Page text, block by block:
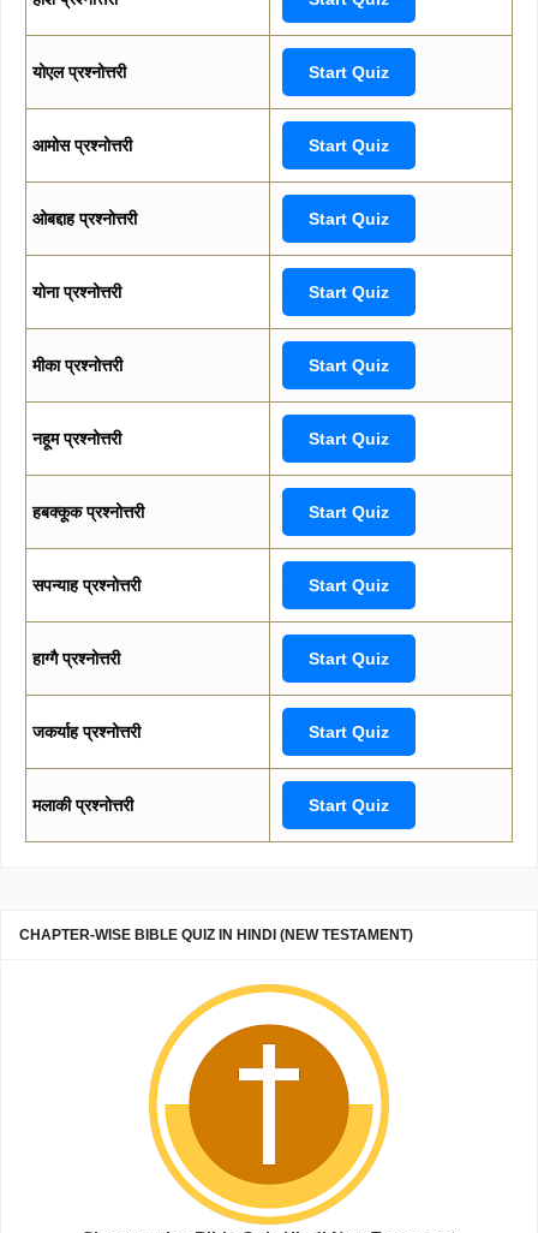
योएल प्रश्नोत्तरी Start Quiz
आमोस प्रश्नोत्तरी Start Quiz
ओबद्दाह प्रश्नोत्तरी Start Quiz
योना प्रश्नोत्तरी Start Quiz
मीका प्रश्नोत्तरी Start Quiz
नहूम प्रश्नोत्तरी Start Quiz
हबक्कूक प्रश्नोत्तरी Start Quiz
सपन्याह प्रश्नोत्तरी Start Quiz
हाग्गै प्रश्नोत्तरी Start Quiz
जकर्याह प्रश्नोत्तरी Start Quiz
मलाकी प्रश्नोत्तरी Start Quiz
CHAPTER-WISE BIBLE QUIZ IN HINDI (NEW TESTAMENT)